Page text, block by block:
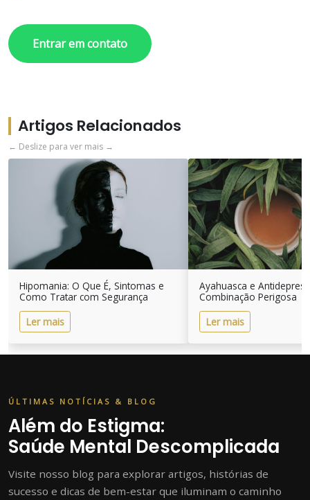
Entrar em contato
Artigos Relacionados
← Deslize para ver mais →
Hipomania: O Que É, Sintomas e
Como Tratar com Segurança
Ler mais
Ayahuasca e
Combinação Perigosa
Ler mais
ÚLTIMAS NOTÍCIAS & BLOG
Além do Estigma:
Saúde Mental Descomplicada
Visite nosso blog para explorar artigos, histórias de
sucesso e dicas de bem-estar que iluminam o caminho